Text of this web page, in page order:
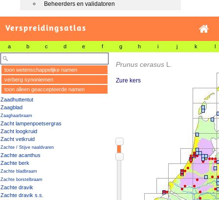
Beheerders en validatoren
Verspreidingsatlas
a b c d e f g h i j k l
toon wetenschappelijke namen
verberg synoniemen
toon alleen geaccepteerde namen
Zaadhuttentut
Zaagblad
Zaaghaarbraam
Zacht lampenpoetsergras
Zacht loogkruid
Zacht vetkruid
Zachte / Stijve naaldvaren
Zachte acanthus
Zachte berk
Zachte bladbraam
Zachte borstelbraam
Zachte dravik
Zachte dravik s.s.
Prunus cerasus L.
Zure kers